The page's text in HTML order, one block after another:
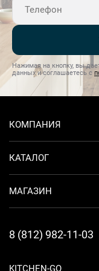
Нажимая на кнопку, вы
данных и соглашаетесь с
KITCHEN-GO
КОМПАНИЯ
КАТАЛОГ
МАГАЗИН
8 (812) 982-11-03